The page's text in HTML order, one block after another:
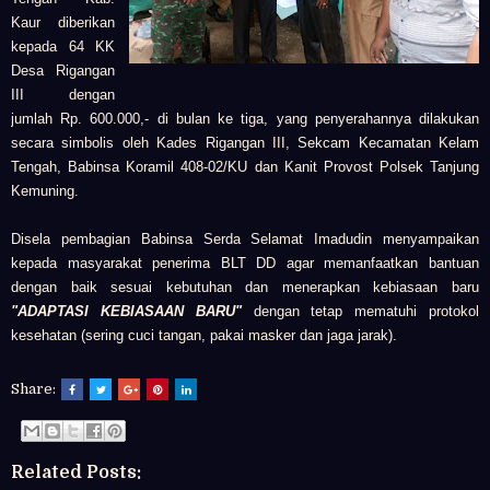
Kaur diberikan
kepada 64 KK
Desa Rigangan
III dengan
jumlah Rp. 600.000,- di bulan ke tiga, yang penyerahannya dilakukan
secara simbolis oleh Kades Rigangan III,Sekcam Kecamatan Kelam
Tengah, Babinsa Koramil 408-02/KU dan Kanit Provost Polsek Tanjung
Kemuning.
Disela pembagian Babinsa Serda Selamat Imadudin menyampaikan
kepada masyarakat penerima BLT DD agar memanfaatkan bantuan
dengan baik sesuai kebutuhan dan menerapkan kebiasaan baru
"ADAPTASI KEBIASAAN BARU"dengan tetap mematuhi protokol
kesehatan (sering cuci tangan, pakai masker dan jaga jarak).
Share:
Related Posts: